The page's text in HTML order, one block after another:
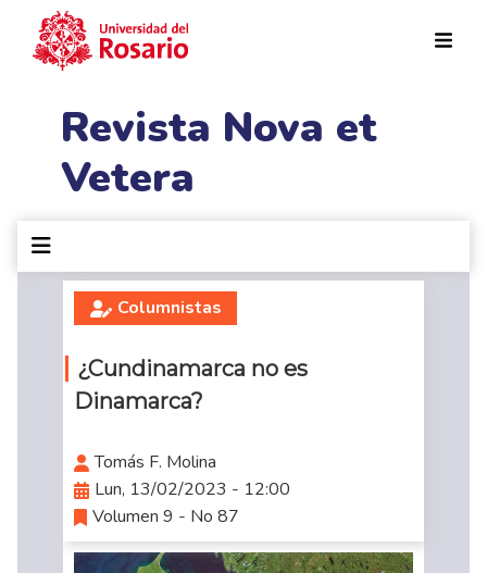
Revista Nova et
Vetera
Columnistas
¿Cundinamarca no es
Dinamarca?
Tomás F. Molina
Lun, 13/02/2023 - 12:00
Volumen 9 - No 87